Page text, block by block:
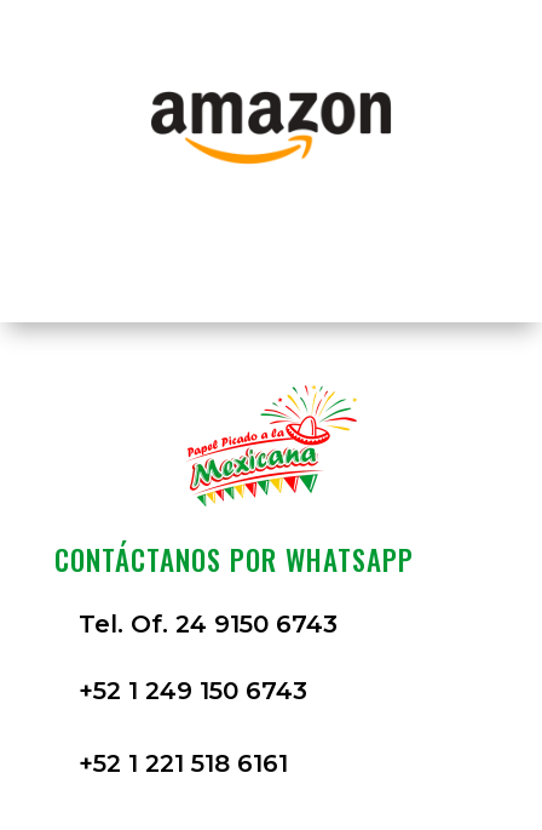
CONTÁCTANOS POR WHATSAPP
Tel. Of. 24 9150 6743
+52 1 249 150 6743
+52 1 221 518 6161